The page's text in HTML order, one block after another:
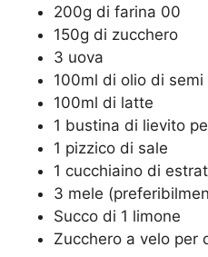
200g di farina 00
150g di zucchero
3 uova
100ml di olio di
100ml di latte
1 bustina di lievito
1 pizzico di sale
1 cucchiaino di
3 mele
Succo di 1 limone
Zucchero a velo per